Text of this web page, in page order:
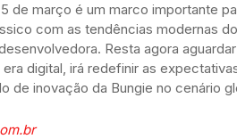
de março é um marco importante
com as tendências modernas
Resta agora
digital, irá redefinir as
de inovação da Bungie no cenário